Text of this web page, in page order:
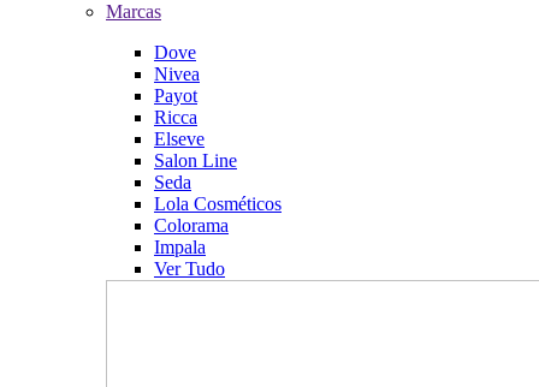
Marcas
Dove
Nivea
Payot
Ricca
Elseve
Salon Line
Seda
Lola Cosméticos
Colorama
Impala
Ver Tudo